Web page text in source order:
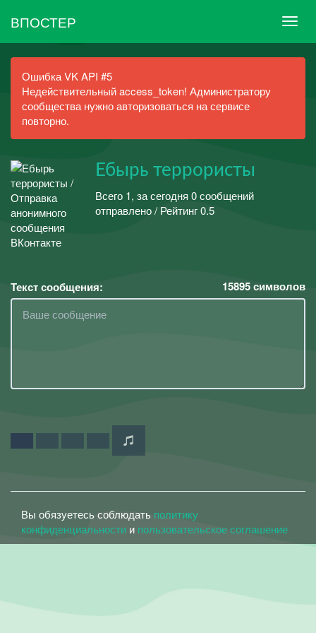
ВПОСТЕР
Ошибка VK API #5
Недействительный access_token! Администратору
сообщества нужно авторизоваться на сервисе
повторно.
Ебырь террористы
Всего 1, за сегодня 0 сообщений
отправлено / Рейтинг 0.5
Текст сообщения: 15895символов
Вы обязуетесь соблюдать политику
конфиденциальности и пользовательское соглашение